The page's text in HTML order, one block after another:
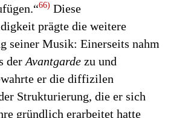
66) Diese
prägte die weitere
seiner Musik: Einerseits nahm
der Avantgardezu und
er die diffizilen
Strukturierung, die er sich
gründlich erarbeitet hatte